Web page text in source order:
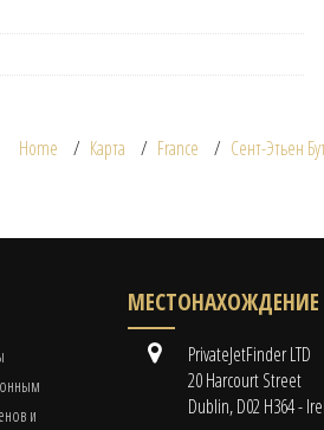
Home Карта France Сент-Этьен
и
PrivateJetFinder LTD
20 Harcourt Street
Dublin, D02 H364 -